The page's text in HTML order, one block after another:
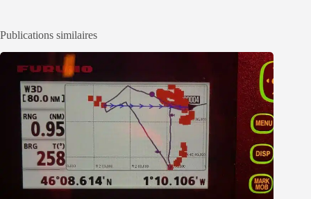
Publications similaires